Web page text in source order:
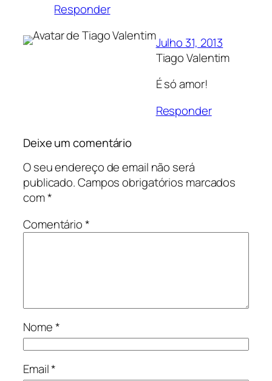
Responder
Julho 31, 2013
Tiago Valentim
É só amor!
Responder
Deixe um comentário
O seu endereço de email não será
publicado.Campos obrigatórios marcados
com*
Comentário*
Nome*
Email*